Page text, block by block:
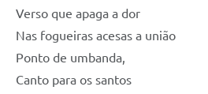
Verso que apaga a dor
Nas fogueiras acesas a união
Ponto de umbanda,
Canto para os santos